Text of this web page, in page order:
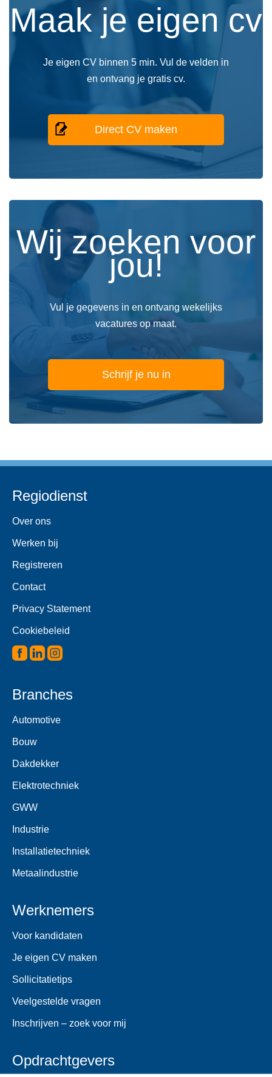
Maak je eigen cv
Je eigen CV binnen 5 min. Vul de velden in
en ontvang je gratis cv.
Direct CV maken
Wij zoeken voor
jou!
Vul je gegevens in en ontvang wekelijks
vacatures op maat.
Schrijf je nu in
Regiodienst
Over ons
Werken bij
Registreren
Contact
Privacy Statement
Cookiebeleid
Branches
Automotive
Bouw
Dakdekker
Elektrotechniek
GWW
Industrie
Installatietechniek
Metaalindustrie
Werknemers
Voor kandidaten
Je eigen CV maken
Sollicitatietips
Veelgestelde vragen
Inschrijven – zoek voor mij
Opdrachtgevers